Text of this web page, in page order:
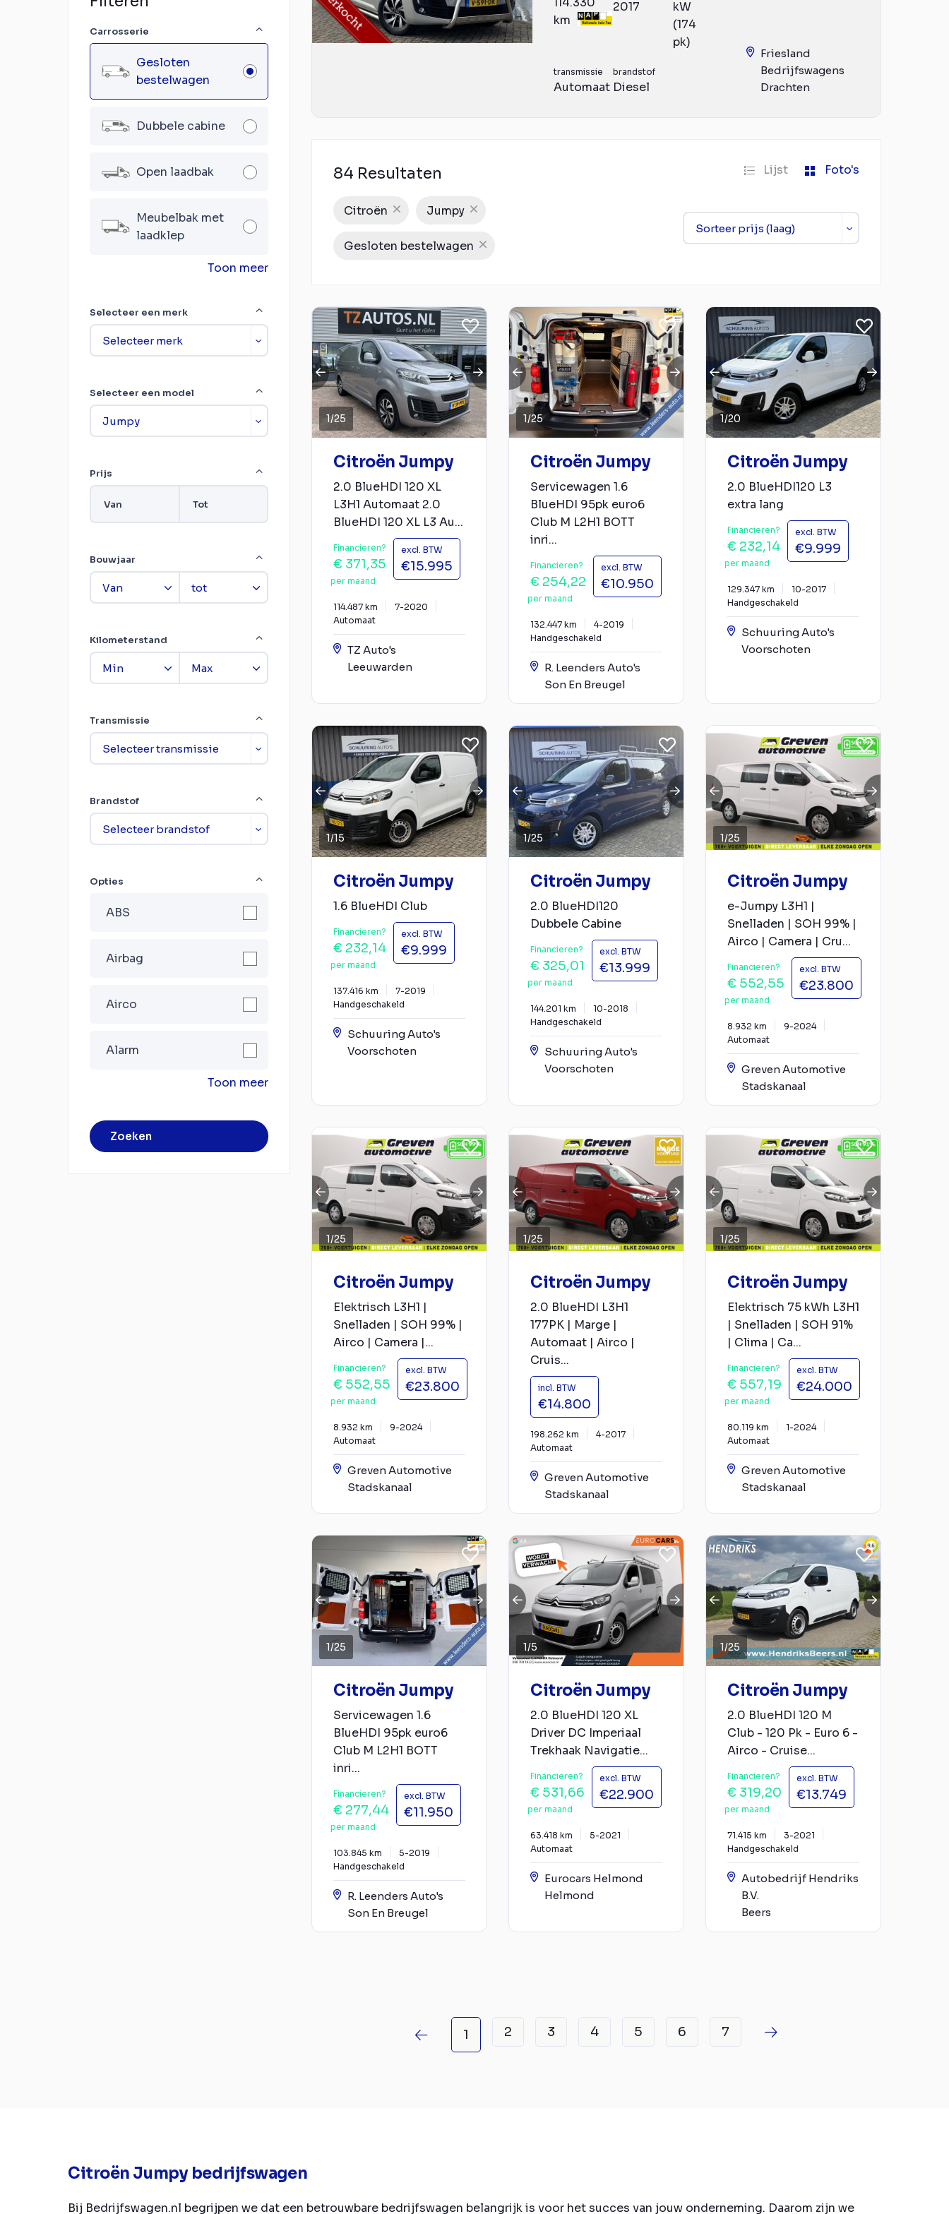
Carrosserie
Gesloten
bestelwagen
Dubbele cabine
Open laadbak
Meubelbak met
laadklep
Toon meer
Selecteer een merk
Selecteer een model
Prijs
Van Tot
Bouwjaar
Kilometerstand
Transmissie
Brandstof
Opties
ABS
Airbag
Airco
Alarm
Toon meer
Zoeken
km
2017
kW
(174
pk)
transmissie
Automaat
brandstof
Diesel
Friesland
Bedrijfswagens
Drachten
84 Resultaten Lijst Foto's
Citroën Jumpy
Gesloten bestelwagen
1/25
Citroën Jumpy
2.0 BlueHDI 120 XL
L3H1 Automaat 2.0
BlueHDI 120 XL L3 Au...
Financieren?
€ 371,35
per maand
excl. BTW
€15.995
114.487 km
7-2020
Automaat
TZ Auto's
Leeuwarden
1/25
Citroën Jumpy
Servicewagen 1.6
BlueHDI 95pk euro6
Club M L2H1 BOTT
inri...
Financieren?
€ 254,22
per maand
excl. BTW
€10.950
132.447 km
4-2019
Handgeschakeld
R. Leenders Auto's
Son En Breugel
1/20
Citroën Jumpy
2.0 BlueHDI120 L3
extra lang
Financieren?
€ 232,14
per maand
excl. BTW
€9.999
129.347 km
10-2017
Handgeschakeld
Schuuring Auto's
Voorschoten
1/15
Citroën Jumpy
1.6 BlueHDI Club
Financieren?
€ 232,14
per maand
excl. BTW
€9.999
137.416 km
7-2019
Handgeschakeld
Schuuring Auto's
Voorschoten
1/25
Citroën Jumpy
2.0 BlueHDI120
Dubbele Cabine
Financieren?
€ 325,01
per maand
excl. BTW
€13.999
144.201 km
10-2018
Handgeschakeld
Schuuring Auto's
Voorschoten
1/25
Citroën Jumpy
e-Jumpy L3H1 |
Snelladen | SOH 99% |
Airco | Camera | Cru...
Financieren?
€ 552,55
per maand
excl. BTW
€23.800
8.932 km
9-2024
Automaat
Greven Automotive
Stadskanaal
1/25
Citroën Jumpy
Elektrisch L3H1 |
Snelladen | SOH 99% |
Airco | Camera |...
Financieren?
€ 552,55
per maand
excl. BTW
€23.800
8.932 km
9-2024
Automaat
Greven Automotive
Stadskanaal
1/25
Citroën Jumpy
2.0 BlueHDI L3H1
177PK | Marge |
Automaat | Airco |
Cruis...
incl. BTW
€14.800
198.262 km
4-2017
Automaat
Greven Automotive
Stadskanaal
1/25
Citroën Jumpy
Elektrisch 75 kWh L3H1
| Snelladen | SOH 91%
| Clima | Ca...
Financieren?
€ 557,19
per maand
excl. BTW
€24.000
80.119 km
1-2024
Automaat
Greven Automotive
Stadskanaal
1/25
Citroën Jumpy
Servicewagen 1.6
BlueHDI 95pk euro6
Club M L2H1 BOTT
inri...
Financieren?
€ 277,44
per maand
excl. BTW
€11.950
103.845 km
5-2019
Handgeschakeld
R. Leenders Auto's
Son En Breugel
1/5
Citroën Jumpy
2.0 BlueHDI 120 XL
Driver DC Imperiaal
Trekhaak Navigatie...
Financieren?
€ 531,66
per maand
excl. BTW
€22.900
63.418 km
5-2021
Automaat
Eurocars Helmond
Helmond
1/25
Citroën Jumpy
2.0 BlueHDI 120 M
Club - 120 Pk - Euro 6 -
Airco - Cruise...
Financieren?
€ 319,20
per maand
excl. BTW
€13.749
71.415 km
3-2021
Handgeschakeld
Autobedrijf Hendriks
B.V.
Beers
1 2 3 4 5 6 7
Citroën Jumpy bedrijfswagen
Bij Bedrijfswagen.nl begrijpen we dat een betrouwbare bedrijfswagen belangrijk is voor het succes van jouw onderneming. Daarom zijn we